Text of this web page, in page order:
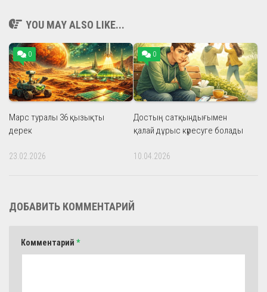
YOU MAY ALSO LIKE...
0
Марс туралы 36 қызықты
дерек
23.02.2026
0
Достың сатқындығымен
қалай дұрыс күресуге болады
10.04.2026
ДОБАВИТЬ КОММЕНТАРИЙ
Комментарий *